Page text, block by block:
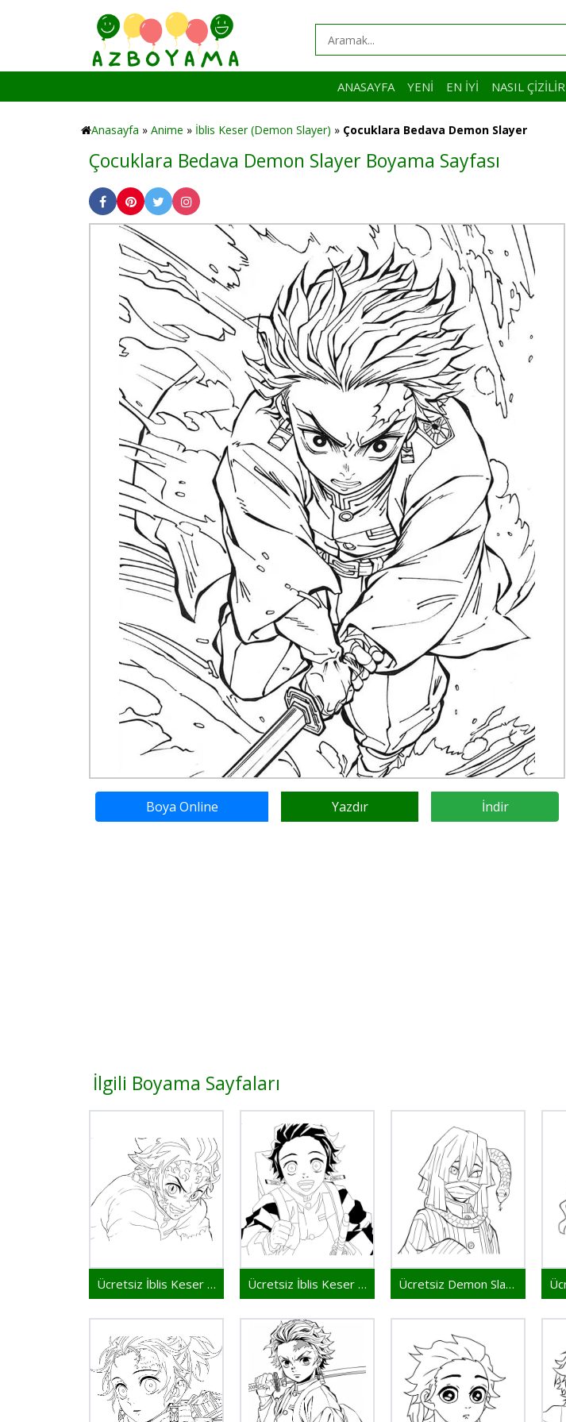
ANASAYFA YENI EN İYI NASIL ÇIZILIR
Anasayfa » Anime » İblis Keser (Demon Slayer) » Çocuklara Bedava Demon Slayer
Çocuklara Bedava Demon Slayer Boyama Sayfası
Boya Online Yazdır İndir
İlgili Boyama Sayfaları
Ücretsiz İblis Keser Çıktı Ücretsiz İblis Keser Baskı Ücretsiz Demon Slayer Çıktı